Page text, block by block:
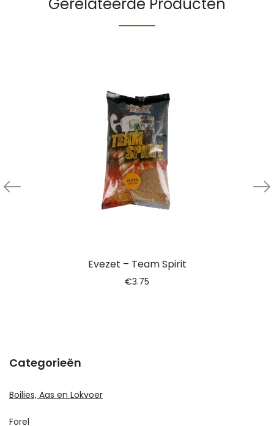
Evezet – Team Spirit
€3.75
Categorieën
Boilies, Aas en Lokvoer
Forel